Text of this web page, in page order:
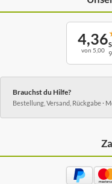
4,36
von 5,00
Brauchst du Hilfe?
Bestellung, Versand, Rückgabe ·